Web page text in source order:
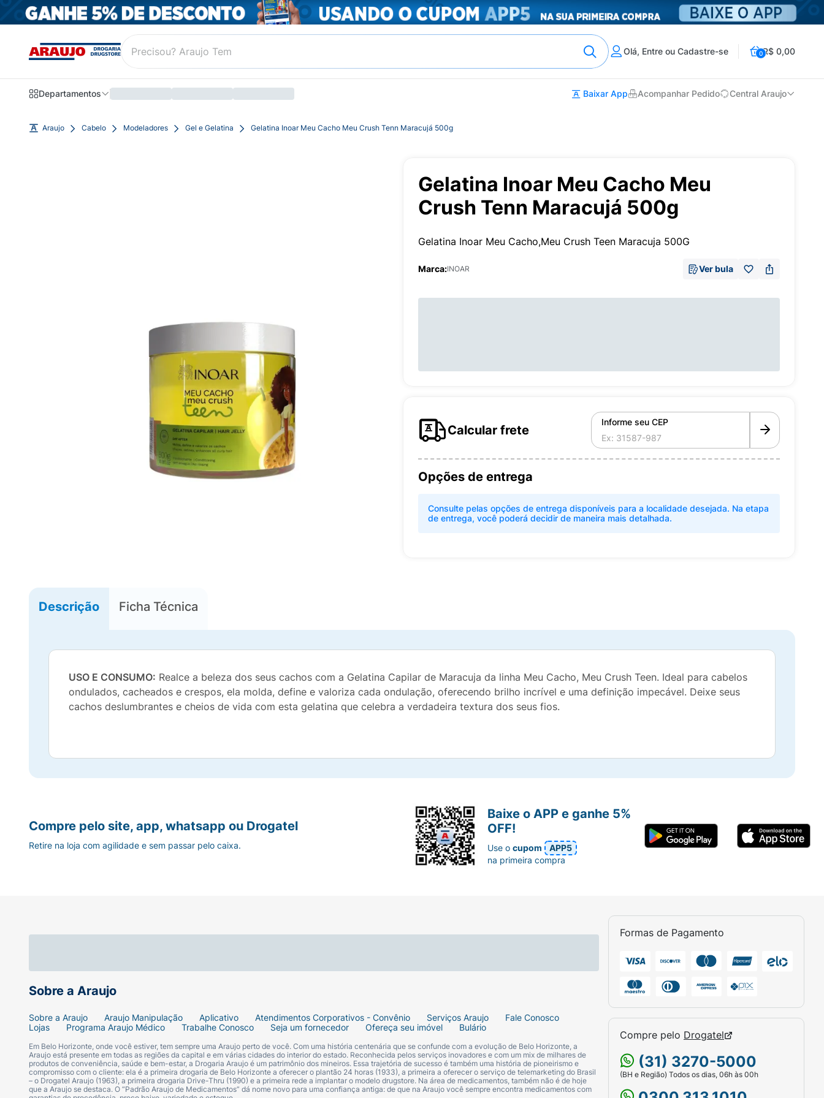
Olá, Entre ou Cadastre-se 0R$ 0,00
Departamentos Baixar App Acompanhar Pedido Central Araujo
Araujo Cabelo Modeladores Gel e Gelatina Gelatina Inoar Meu Cacho Meu Crush Tenn Maracujá 500g
Gelatina Inoar Meu Cacho Meu
Crush Tenn Maracujá 500g
Gelatina Inoar Meu Cacho,Meu Crush Teen Maracuja 500G
Marca:INOAR Ver bula
Calcular frete
Informe seu CEP
Opções de entrega
Consulte pelas opções de entrega disponíveis para a localidade desejada. Na etapa
de entrega, você poderá decidir de maneira mais detalhada.
Descrição Ficha Técnica
USO E CONSUMO: Realce a beleza dos seus cachos com a Gelatina Capilar de Maracuja da linha Meu Cacho, Meu Crush Teen. Ideal para cabelos
ondulados, cacheados e crespos, ela molda, define e valoriza cada ondulação, oferecendo brilho incrível e uma definição impecável. Deixe seus
cachos deslumbrantes e cheios de vida com esta gelatina que celebra a verdadeira textura dos seus fios.
Sobre a Araujo
Sobre a Araujo Araujo Manipulação Aplicativo Atendimentos Corporativos - Convênio Serviços Araujo
Fale Conosco
Lojas
Programa Araujo Médico Trabalhe Conosco Seja um fornecedor Ofereça seu imóvel Bulário
Em Belo Horizonte, onde você estiver, tem sempre uma Araujo perto de você. Com uma história centenária que se confunde com a evolução de Belo Horizonte, a
Araujo está presente em todas as regiões da capital e em várias cidades do interior do estado. Reconhecida pelos serviços inovadores e com um mix de milhares de
produtos de conveniência, saúde e bem-estar, a Drogaria Araujo é um patrimônio dos mineiros. Essa trajetória de sucesso é também uma história de pioneirismo e
compromisso com o cliente: ela é a primeira drogaria de Belo Horizonte a oferecer o plantão 24 horas (1933), a primeira a oferecer o serviço de telemarketing do Brasil
– o Drogatel Araujo (1963), a primeira drogaria Drive-Thru (1990) e a primeira rede a implantar o modelo drugstore. Na área de medicamentos, também não é de hoje
que a Araujo se destaca. O “Padrão Araujo de Medicamentos” dá nome novo para uma confiança antiga: de que na Araujo você sempre encontra medicamentos com
Formas de Pagamento
Compre pelo Drogatel
(31) 3270-5000
(BH e Região) Todos os dias, 06h às 00h
Compre pelo site, app, whatsapp ou Drogatel
Retire na loja com agilidade e sem passar pelo caixa.
Baixe o APP e ganhe 5%
OFF!
Use ocupom
APP5
na primeira compra